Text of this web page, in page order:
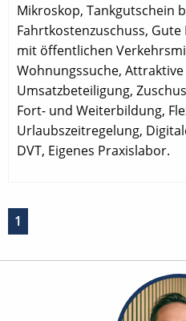
Mikroskop, Tankgutschein
Fahrtkostenzuschuss,
mit öffentlichen
Wohnungssuche, Attraktive
Umsatzbeteiligung,
Fort- und Weiterbildung,
Urlaubszeitregelung,
DVT, Eigenes Praxislabor.
1